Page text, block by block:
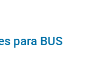
para BUS